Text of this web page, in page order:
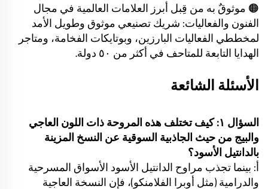
🟠 موثوقٌ به من قِبل أبرز العلامات العالمية في مجال
الفنون والفعاليات: شريك تصنيعي موثوق وطويل الأمد
لمخططي الفعاليات البارزين، وبوتايكات الفخامة، ومتاجر
الهدايا التابعة للمتاحف في أكثر من ٥٠ دولة.
الأسئلة الشائعة
السؤال ١: كيف تختلف هذه المروحة ذات اللون العاجي
والبيج من حيث الجاذبية السوقية عن النسخ المزينة
بالدانتيل الأسود؟
أ: بينما تجذب مراوح الدانتيل الأسود الأسواق المسرحية
والدرامية (مثل أوبرا الفلامنكو)، فإن النسخة العاجية